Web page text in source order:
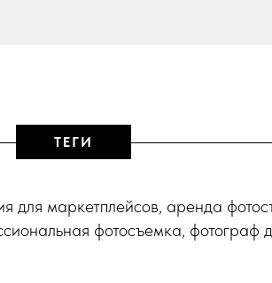
ТЕГИ
для маркетплейсов, аренда
фотосъемка, фотограф